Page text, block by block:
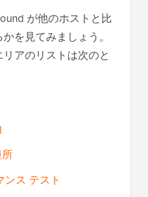
が他のホストと比
を見てみましょう。
アのリストは次のと
ンス テスト